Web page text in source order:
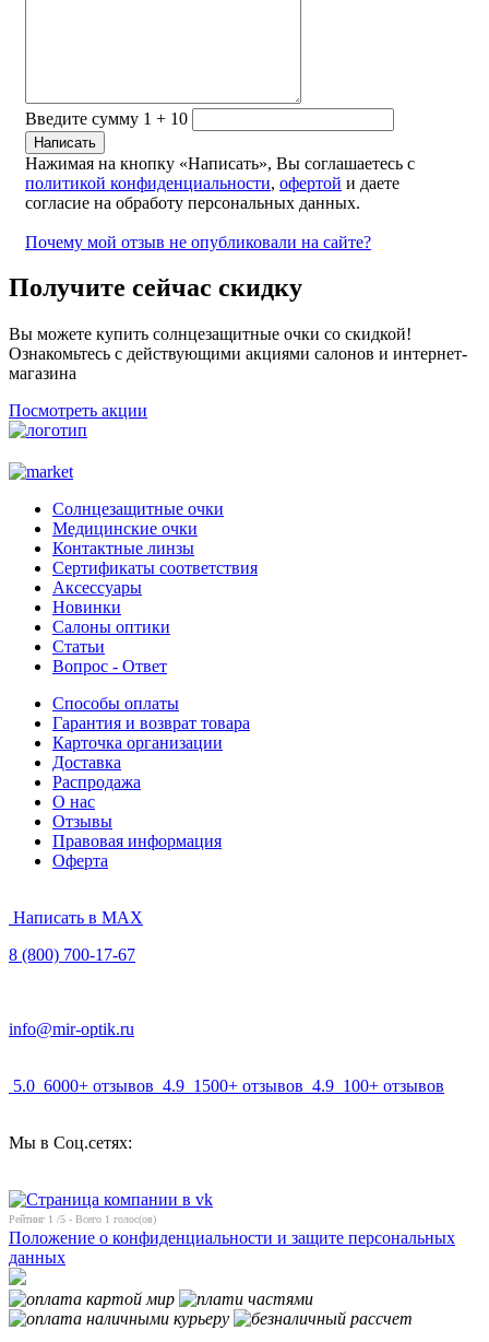
Введите сумму 1 + 10
Нажимая на кнопку «Написать», Вы соглашаетесь с
политикой конфиденциальности, офертой и даете
согласие на обработу персональных данных.
Почему мой отзыв не опубликовали на сайте?
Получите сейчас скидку
Вы можете купить солнцезащитные очки со скидкой!
Ознакомьтесь с действующими акциями салонов и интернет-
магазина
Посмотреть акции
Солнцезащитные очки
Медицинские очки
Контактные линзы
Сертификаты соответствия
Аксессуары
Новинки
Салоны оптики
Статьи
Вопрос - Ответ
Способы оплаты
Гарантия и возврат товара
Карточка организации
Доставка
Распродажа
О нас
Отзывы
Правовая информация
Оферта
Написать в MAX
8 (800) 700-17-67
info@mir-optik.ru
5.0 6000+ отзывов 4.9 1500+ отзывов 4.9 100+ отзывов
Мы в Соц.сетях:
Рейтинг 1 /5 - Всего 1 голос(ов)
Положение о конфиденциальности и защите персональных
данных